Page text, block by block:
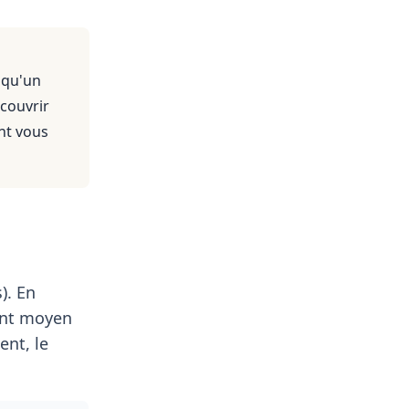
vous
En
moyen
le